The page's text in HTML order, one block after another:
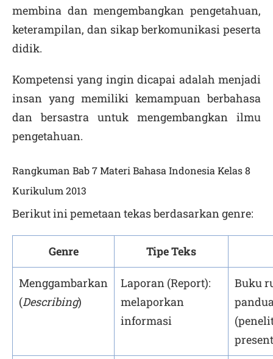
membina dan mengembangkan pengetahuan,
keterampilan, dan sikap berkomunikasi peserta
didik.
Kompetensi yang ingin dicapai adalah menjadi
insan yang memiliki kemampuan berbahasa
dan bersastra untuk mengembangkan ilmu
pengetahuan.
Rangkuman Bab 7 Materi Bahasa Indonesia Kelas 8
Kurikulum 2013
Berikut ini pemetaan tekas berdasarkan genre:
Genre Tipe Teks
Menggambarkan
(Describing)
Laporan (Report):
melaporkan
informasi
Buku